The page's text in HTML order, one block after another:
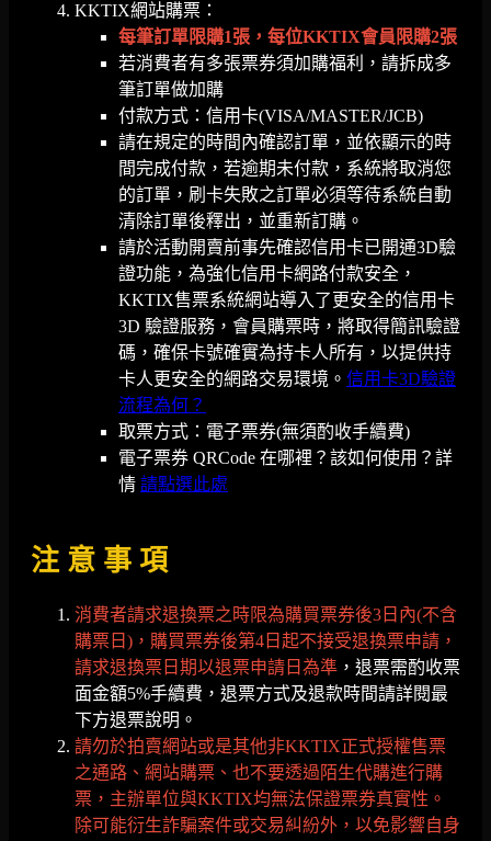
KKTIX網站購票：
每筆訂單限購1張，每位KKTIX會員限購2張
若消費者有多張票券須加購福利，請拆成多
筆訂單做加購
付款方式：信用卡(VISA/MASTER/JCB)
請在規定的時間內確認訂單，並依顯示的時
間完成付款，若逾期未付款，系統將取消您
的訂單，刷卡失敗之訂單必須等待系統自動
清除訂單後釋出，並重新訂購。
請於活動開賣前事先確認信用卡已開通3D驗
證功能，為強化信用卡網路付款安全，
KKTIX售票系統網站導入了更安全的信用卡
3D 驗證服務，會員購票時，將取得簡訊驗證
碼，確保卡號確實為持卡人所有，以提供持
卡人更安全的網路交易環境。 信用卡3D驗證
流程為何？
取票方式：電子票券(無須酌收手續費)
電子票券 QRCode 在哪裡？該如何使用？詳
情 請點選此處
注 意 事 項
消費者請求退換票之時限為購買票券後3日內(不含
購票日)，購買票券後第4日起不接受退換票申請，
請求退換票日期以退票申請日為準 ，退票需酌收票
面金額5%手續費，退票方式及退款時間請詳閱最
下方退票說明。
請勿於拍賣網站或是其他非KKTIX正式授權售票
之通路、網站購票、也不要透過陌生代購進行購
票，主辦單位與KKTIX均無法保證票券真實性。
除可能衍生詐騙案件或交易糾紛外，以免影響自身